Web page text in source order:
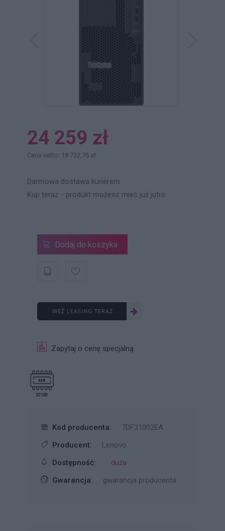
24 259 zł
Cena netto: 19 722,76 zł
Darmowa dostawa kurierem
Kup teraz - produkt możesz mieć już jutro
Dodaj do koszyka
WEŹ LEASING TERAZ
Zapytaj o cenę specjalną
Kod producenta:
7DF31002EA
Producent:
Lenovo
Dostępność:
duża
Gwarancja:
gwarancja producenta